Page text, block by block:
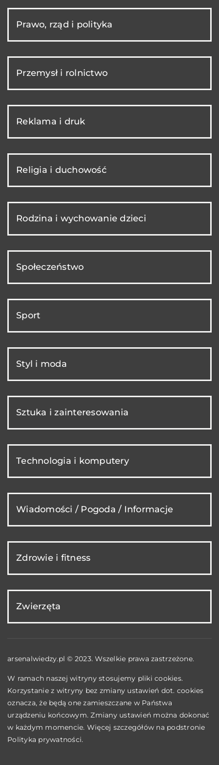
Prawo, rząd i polityka
Przemysł i rolnictwo
Reklama i druk
Religia i duchowość
Rodzina i wychowanie dzieci
Społeczeństwo
Sport
Styl i moda
Sztuka i zainteresowania
Technologia i komputery
Wiadomości / Pogoda / Informacje
Zdrowie i fitness
Zwierzęta
arsenalwiedzy.pl © 2023. Wszelkie prawa zastrzeżone.
W ramach naszej witryny stosujemy pliki cookies.
Korzystanie z witryny bez zmiany ustawień dot. cookies
oznacza, że będą one zamieszczane w Państwa
urządzeniu końcowym. Zmiany ustawień można dokonać
w każdym momencie. Więcej szczegółów na podstronie
Polityka prywatności.